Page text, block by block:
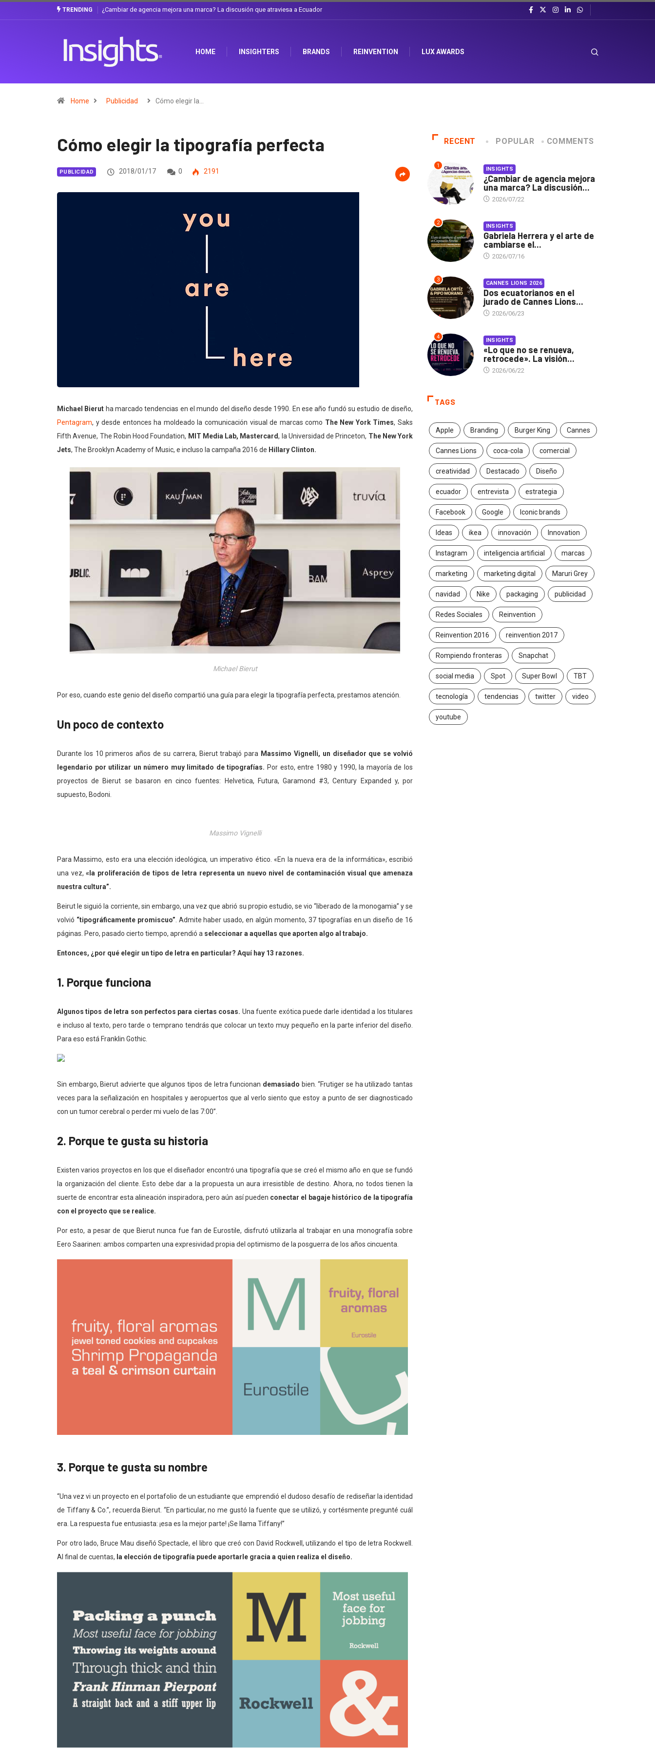
TRENDING Gabriela Herrera y el arte de cambiarse el sombrero en Corporación Favorita
HOME INSIGHTERS BRANDS REINVENTION LUX AWARDS
Home Publicidad Cómo elegir la…
Cómo elegir la tipografía perfecta
PUBLICIDAD 2018/01/17 0 2191
Michael Bierut ha marcado tendencias en el mundo del diseño desde 1990. En ese año fundó su estudio de diseño,
Pentagram, y desde entonces ha moldeado la comunicación visual de marcas como The New York Times, Saks
Fifth Avenue, The Robin Hood Foundation, MIT Media Lab, Mastercard, la Universidad de Princeton, The New York
Jets, The Brooklyn Academy of Music, e incluso la campaña 2016 de Hillary Clinton.
Michael Bierut
Por eso, cuando este genio del diseño compartió una guía para elegir la tipografía perfecta, prestamos atención.
Un poco de contexto
Durante los 10 primeros años de su carrera, Bierut trabajó para Massimo Vignelli, un diseñador que se volvió
legendario por utilizar un número muy limitado de tipografías. Por esto, entre 1980 y 1990, la mayoría de los
proyectos de Bierut se basaron en cinco fuentes: Helvetica, Futura, Garamond #3, Century Expanded y, por
supuesto, Bodoni.
Massimo Vignelli
Para Massimo, esto era una elección ideológica, un imperativo ético. «En la nueva era de la informática», escribió
una vez,«la proliferación de tipos de letra representa un nuevo nivel de contaminación visual que amenaza
nuestra cultura”.
Beirut le siguió la corriente, sin embargo, una vez que abrió su propio estudio, se vio “liberado de la monogamia” y se
volvió “tipográficamente promiscuo”. Admite haber usado, en algún momento, 37 tipografías en un diseño de 16
páginas. Pero, pasado cierto tiempo, aprendió a seleccionar a aquellas que aporten algo al trabajo.
Entonces, ¿por qué elegir un tipo de letra en particular? Aquí hay 13 razones.
1. Porque funciona
Algunos tipos de letra son perfectos para ciertas cosas. Una fuente exótica puede darle identidad a los titulares
e incluso al texto, pero tarde o temprano tendrás que colocar un texto muy pequeño en la parte inferior del diseño.
Para eso está Franklin Gothic.
Sin embargo, Bierut advierte que algunos tipos de letra funcionan demasiado bien. “Frutiger se ha utilizado tantas
veces para la señalización en hospitales y aeropuertos que al verlo siento que estoy a punto de ser diagnosticado
con un tumor cerebral o perder mi vuelo de las 7:00”.
2. Porque te gusta su historia
Existen varios proyectos en los que el diseñador encontró una tipografía que se creó el mismo año en que se fundó
la organización del cliente. Esto debe dar a la propuesta un aura irresistible de destino. Ahora, no todos tienen la
suerte de encontrar esta alineación inspiradora, pero aún así pueden conectar el bagaje histórico de la tipografía
con el proyecto que se realice.
Por esto, a pesar de que Bierut nunca fue fan de Eurostile, disfrutó utilizarla al trabajar en una monografía sobre
Eero Saarinen: ambos comparten una expresividad propia del optimismo de la posguerra de los años cincuenta.
3. Porque te gusta su nombre
“Una vez vi un proyecto en el portafolio de un estudiante que emprendió el dudoso desafío de rediseñar la identidad
de Tiffany & Co.”, recuerda Bierut. “En particular, no me gustó la fuente que se utilizó, y cortésmente pregunté cuál
era. La respuesta fue entusiasta: ¡esa es la mejor parte! ¡Se llama Tiffany!”
Por otro lado, Bruce Mau diseñó Spectacle, el libro que creó con David Rockwell, utilizando el tipo de letra Rockwell.
Al final de cuentas, la elección de tipografía puede aportarle gracia a quien realiza el diseño.
RECENT POPULAR COMMENTS
1 INSIGHTS
¿Cambiar de agencia mejora
una marca? La discusión...
2026/07/22
2 INSIGHTS
Gabriela Herrera y el arte de
cambiarse el...
2026/07/16
3 CANNES LIONS 2026
Dos ecuatorianos en el
jurado de Cannes Lions...
2026/06/23
4 INSIGHTS
«Lo que no se renueva,
retrocede». La visión...
2026/06/22
TAGS
Apple Branding Burger King Cannes
Cannes Lions coca-cola comercial
creatividad Destacado Diseño
ecuador entrevista estrategia
Facebook Google Iconic brands
Ideas ikea innovación Innovation
Instagram inteligencia artificial marcas
marketing marketing digital Maruri Grey
navidad Nike packaging publicidad
Redes Sociales Reinvention
Reinvention 2016 reinvention 2017
Rompiendo fronteras Snapchat
social media Spot Super Bowl TBT
tecnología tendencias twitter video
youtube